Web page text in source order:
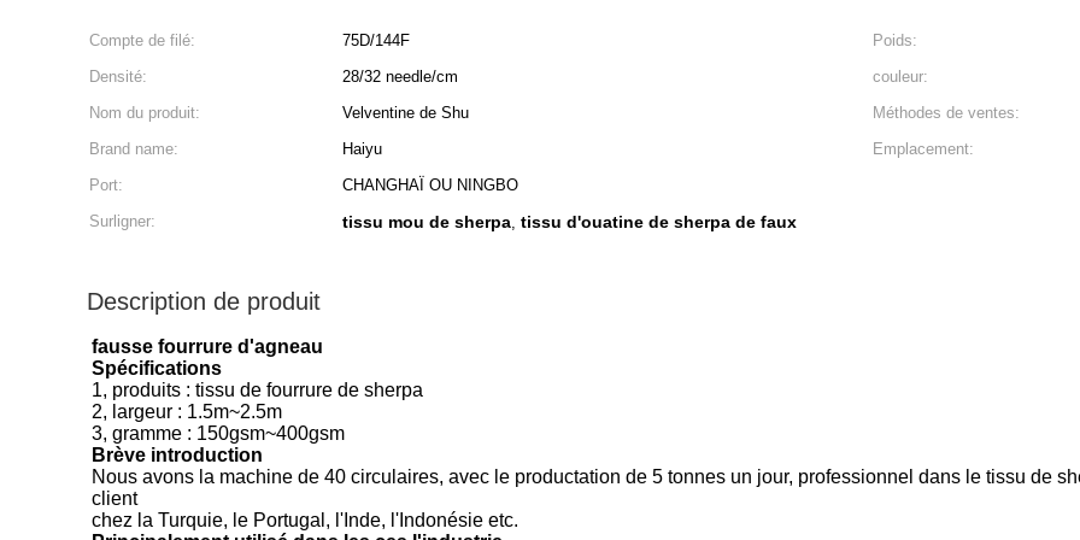
Compte de filé: 75D/144F
Poids:
Densité:
28/32 needle/cm
couleur:
Nom du produit:
Velventine de Shu
Méthodes de ventes:
Brand name:
Haiyu
Emplacement:
Port:
CHANGHAÏ OU NINGBO
Surligner:
tissu mou de sherpa, tissu d'ouatine de sherpa de faux
Description de produit
fausse fourrure d'agneau
Spécifications
1, produits : tissu de fourrure de sherpa
2, largeur : 1.5m~2.5m
3, gramme : 150gsm~400gsm
Brève introduction
Nous avons la machine de 40 circulaires, avec le productation de 5 tonnes un jour, professionnel dans le tissu de
client
chez la Turquie, le Portugal, l'Inde, l'Indonésie etc.